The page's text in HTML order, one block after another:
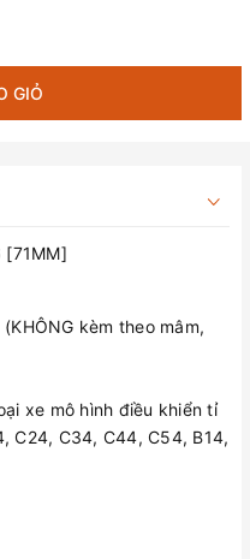
GIỎ
[71MM]
kèm theo mâm,
xe mô hình điều khiển tỉ
C24, C34, C44, C54, B14,